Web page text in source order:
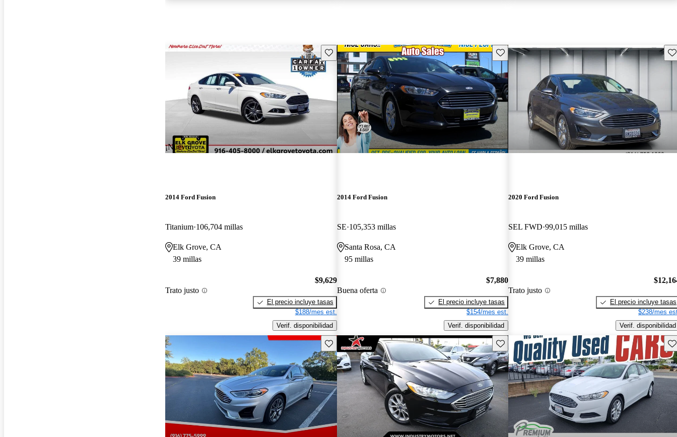
¡Nuevo!
Guarda este Aviso
2014 Ford Fusion
Titanium 106,704 millas
Elk Grove, CA
39 millas
Trato justo
$9,629
El precio incluye tasas
$188/mes est.
Verif. disponibilidad
Guarda este Aviso
2014 Ford Fusion
SE 105,353 millas
Santa Rosa, CA
95 millas
Buena oferta
$7,880
El precio incluye tasas
$154/mes est.
Verif. disponibilidad
2020 Ford Fusion
SEL FWD 99,015 millas
Elk Grove, CA
39 millas
Trato justo
El precio incluye tasas
$238/mes
Verif. disponibilidad
Guarda este Aviso Guarda este Aviso